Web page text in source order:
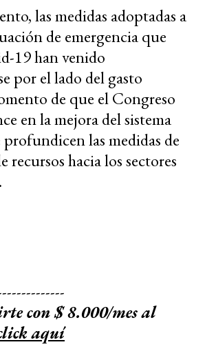
las medidas adoptadas a
de emergencia que
19 han venido
por el lado del gasto
de que el Congreso
en la mejora del sistema
las medidas de
hacia los sectores
con $ 8.000/mes al
aquí